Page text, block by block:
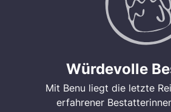
Würdevolle
Mit Benu liegt die letzte
erfahrener